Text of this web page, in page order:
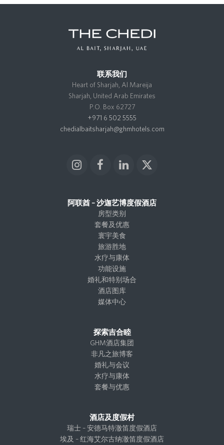
post:
post:
联系我们
Heart of Sharjah, Al Mareija
Sharjah, United Arab Emirates
P.O. Box 62727
+971 6 502 5555
chedialbaitsharjah@ghmhotels.com
I
t
F
e
b
o
o
k
L
k
e
d
I
n
X
i
阿联酋 – 沙迦艺博度假酒店
房型类别
套餐及优惠
寰宇美食
旅游胜地
水疗与康体
功能设施
婚礼和特别场合
酒店图库
媒体中心
探索吉合睦
GHM酒店集团
非凡之旅博客
婚礼与会议
水疗与康体
套餐与优惠
酒店及度假村
瑞士 – 安德马特澈笛度假酒店
埃及 – 红海艾尔古纳澈笛度假酒店